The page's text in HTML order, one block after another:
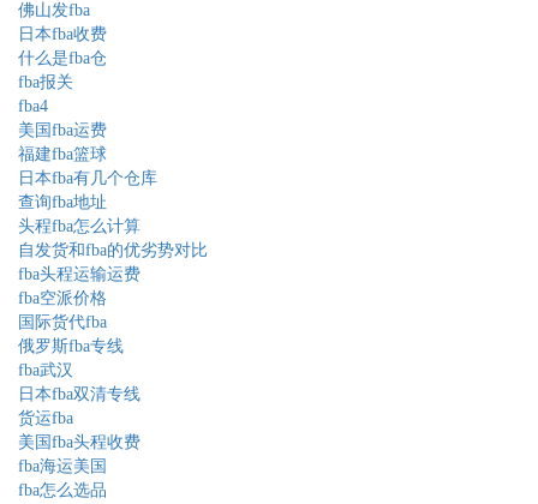
佛山发fba
日本fba收费
什么是fba仓
fba报关
fba4
美国fba运费
福建fba篮球
日本fba有几个仓库
查询fba地址
头程fba怎么计算
自发货和fba的优劣势对比
fba头程运输运费
fba空派价格
国际货代fba
俄罗斯fba专线
fba武汉
日本fba双清专线
货运fba
美国fba头程收费
fba海运美国
fba怎么选品